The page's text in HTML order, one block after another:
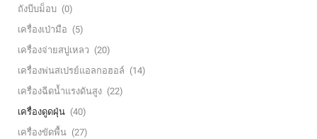
ถังบีบม็อบ (0)
เครื่องเป่ามือ (5)
เครื่องจ่ายสบู่เหลว (20)
เครื่องพ่นสเปรย์แอลกอฮอล์ (14)
เครื่องฉีดน้ำแรงดันสูง (22)
เครื่องดูดฝุ่น (40)
เครื่องขัดพื้น (27)